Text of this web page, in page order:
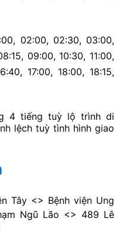
02:00, 02:30, 03:00,
09:00, 10:30, 11:00,
17:00, 18:00, 18:15,
4 tiếng tuỳ lộ trình di
lệch tuỳ tình hình giao
Tây <> Bệnh viện Ung
Ngũ Lão <> 489 Lê